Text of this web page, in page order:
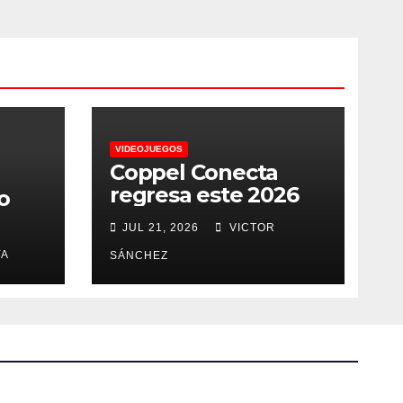
VIDEOJUEGOS
Coppel Conecta
regresa este 2026
JUL 21, 2026 VICTOR
SÁNCHEZ